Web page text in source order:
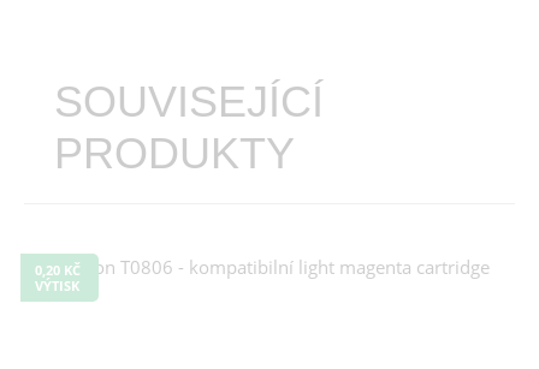
SOUVISEJÍCÍ
PRODUKTY
0,20 KČ
VÝTISK